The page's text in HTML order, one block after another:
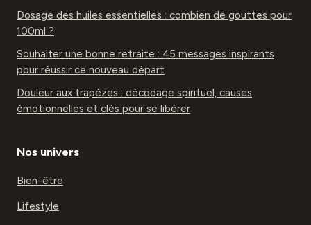
Dosage des huiles essentielles : combien de gouttes pour
100ml ?
Souhaiter une bonne retraite : 45 messages inspirants
pour réussir ce nouveau départ
Douleur aux trapèzes : décodage spirituel, causes
émotionnelles et clés pour se libérer
Nos univers
Bien-être
Lifestyle